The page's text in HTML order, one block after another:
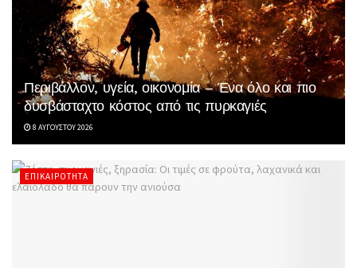
Περιβάλλον, υγεία, οικονομία – Ένα όλο και πιο
δυσβάσταχτο κόστος από τις πυρκαγιές
8 ΑΥΓΟΎΣΤΟΥ 2026
ΕΠΙΚΑΙΡΌΤΗΤΑ